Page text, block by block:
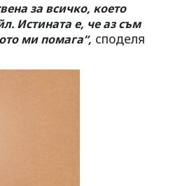
за всичко, което
Истината е, че аз съм
ми помага“, споделя